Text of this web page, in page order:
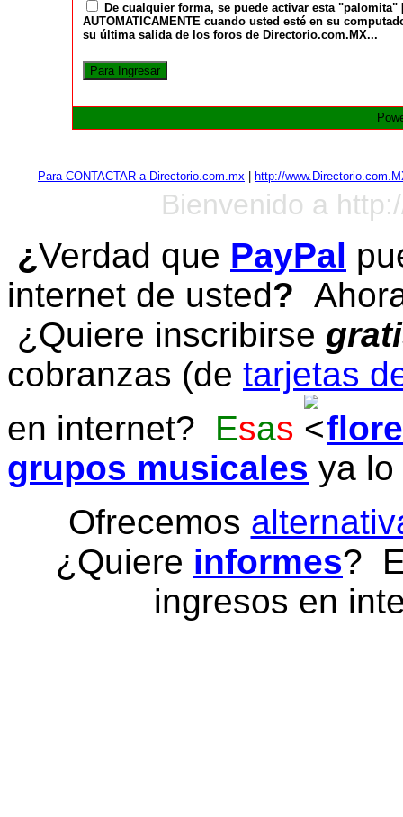
De cualquier forma, se puede activar esta
AUTOMATICAMENTE cuando usted esté en su
su última salida de los foros de Directorio.com.MX...
Para CONTACTAR a Directorio.com.mx http://
Bienvenido a
¿Verdad que PayPal
internet de usted?
¿Quiere inscribirse
cobranzas (de tarjetas
en internet? Esas
grupos musicales ya
Ofrecemos
¿Quiere informes?
ingresos en